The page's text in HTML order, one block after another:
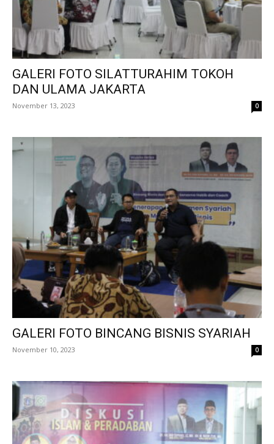
GALERI FOTO SILATTURAHIM TOKOH
DAN ULAMA JAKARTA
November 13, 2023 0
GALERI FOTO BINCANG BISNIS SYARIAH
November 10, 2023 0